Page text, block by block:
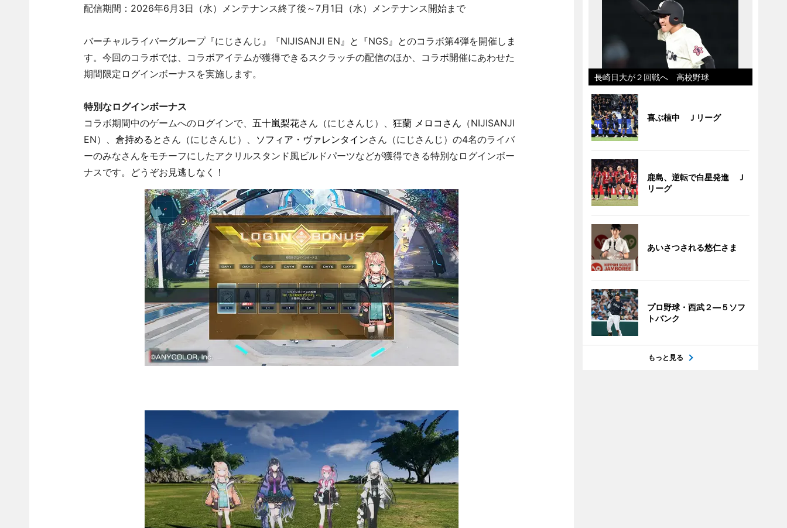
配信期間：2026年6月3日（水）メンテナンス終了後～7月1日（水）メンテナンス開始まで
バーチャルライバーグループ『にじさんじ』『NIJISANJI EN』と『NGS』とのコラボ第4弾を開催しま
す。今回のコラボでは、コラボアイテムが獲得できるスクラッチの配信のほか、コラボ開催にあわせた
期間限定ログインボーナスを実施します。
特別なログインボーナス
コラボ期間中のゲームへのログインで、 五十嵐梨花さん（にじさんじ）、 狂蘭 メロコさん （NIJISANJI
EN）、 倉持めると さん（にじさんじ）、 ソフィア・ヴァレンタインさん（にじさんじ）の4名のライバ
ーのみなさんをモチーフにしたアクリルスタンド風ビルドパーツなどが獲得できる特別なログインボー
ナスです。どうぞお見逃しなく！
長崎日大が２回戦へ 高校野球
喜ぶ植中 Ｊリーグ
鹿島、逆転で白星発進 Ｊ
リーグ
あいさつされる悠仁さま
プロ野球・西武２―５ソフ
トバンク
もっと見る